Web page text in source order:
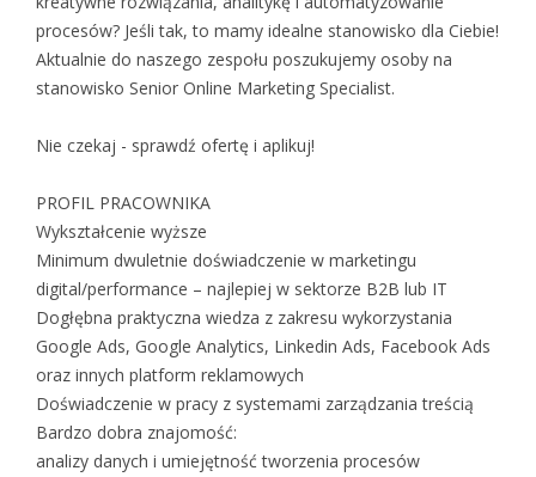
procesów? Jeśli tak, to mamy idealne stanowisko dla Ciebie!
Aktualnie do naszego zespołu poszukujemy osoby na
stanowisko Senior Online Marketing Specialist.
Nie czekaj - sprawdź ofertę i aplikuj!
PROFIL PRACOWNIKA
Wykształcenie wyższe
Minimum dwuletnie doświadczenie w marketingu
digital/performance – najlepiej w sektorze B2B lub IT
Dogłębna praktyczna wiedza z zakresu wykorzystania
Google Ads, Google Analytics, Linkedin Ads, Facebook Ads
oraz innych platform reklamowych
Doświadczenie w pracy z systemami zarządzania treścią
Bardzo dobra znajomość:
analizy danych i umiejętność tworzenia procesów